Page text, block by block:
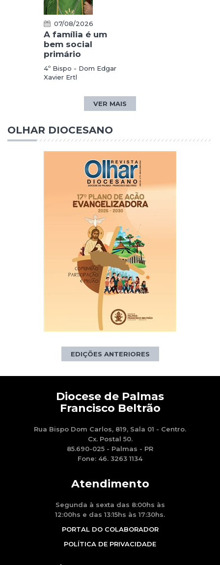
07/08/2026
A família é um
bem social
primário
4º Bispo - Dom Edgar
Xavier Ertl
VER MAIS
OLHAR DIOCESANO
EDIÇÕES ANTERIORES
Diocese de Palmas
Francisco Beltrão
Rua Bispo Dom Carlos, 819, Sala 01 - Centro.
Cx. Postal 50.
85.690-025 - Palmas - PR
Fone: 46. 3263 1134
Atendimento
Segunda à sexta das 8:00hs às
12:00hs e das 13:15hs às 17:30hs.
PORTAL DO COLABORADOR
POLÍTICA DE PRIVACIDADE